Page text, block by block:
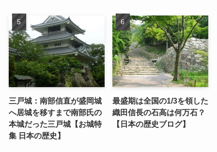
三戸城：南部信直が盛岡城
へ居城を移すまで南部氏の
本城だった三戸城【お城特
集 日本の歴史】
最盛期は全国の1/3を領した
織田信長の石高は何万石？
【日本の歴史ブログ】